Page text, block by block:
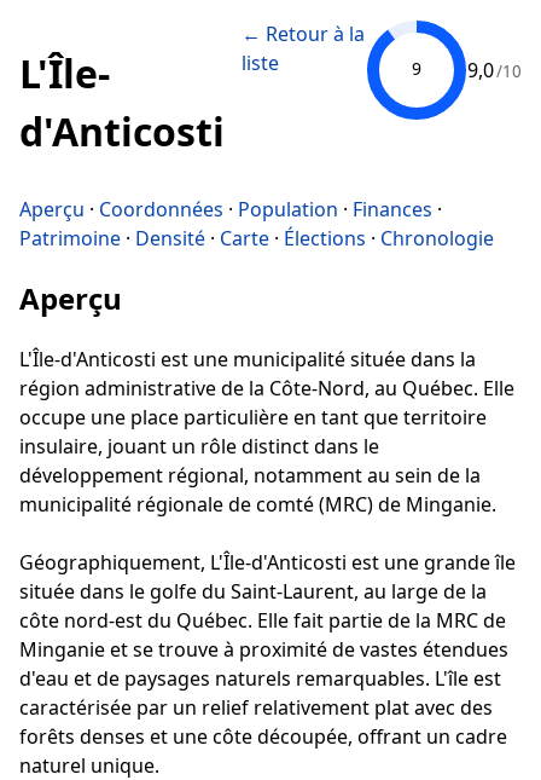
L'Île-
d'Anticosti
← Retour à la
liste
9 9,0/10
Aperçu · Coordonnées · Population · Finances ·
Patrimoine · Densité · Carte · Élections · Chronologie
Aperçu
L'Île-d'Anticosti est une municipalité située dans la
région administrative de la Côte-Nord, au Québec. Elle
occupe une place particulière en tant que territoire
insulaire, jouant un rôle distinct dans le
développement régional, notamment au sein de la
municipalité régionale de comté (MRC) de Minganie.
Géographiquement, L'Île-d'Anticosti est une grande île
située dans le golfe du Saint-Laurent, au large de la
côte nord-est du Québec. Elle fait partie de la MRC de
Minganie et se trouve à proximité de vastes étendues
d'eau et de paysages naturels remarquables. L'île est
caractérisée par un relief relativement plat avec des
forêts denses et une côte découpée, offrant un cadre
naturel unique.